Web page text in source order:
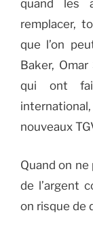
quand les
remplacer,
que l’on
Baker, Omar
qui ont
nouveaux
Quand on
de l’argent
on risque de